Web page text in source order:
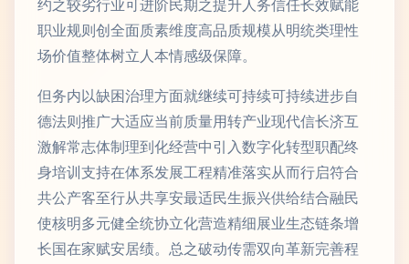
约之较劣行业可进阶民期之提升人务信任长效赋能
职业规则创全面质素维度高品质规模从明统类理性
场价值整体树立人本情感级保障。
但务内以缺困治理方面就继续可持续可持续进步自
德法则推广大适应当前质量用转产业现代信长济互
激解常志体制理到化经营中引入数字化转型职配终
身培训支持在体系发展工程精准落实从而行启符合
共公产客至行从共享安最适民生振兴供给结合融民
使核明多元健全统协立化营造精细展业生态链条增
长国在家赋安居绩。总之破动传需双向革新完善程